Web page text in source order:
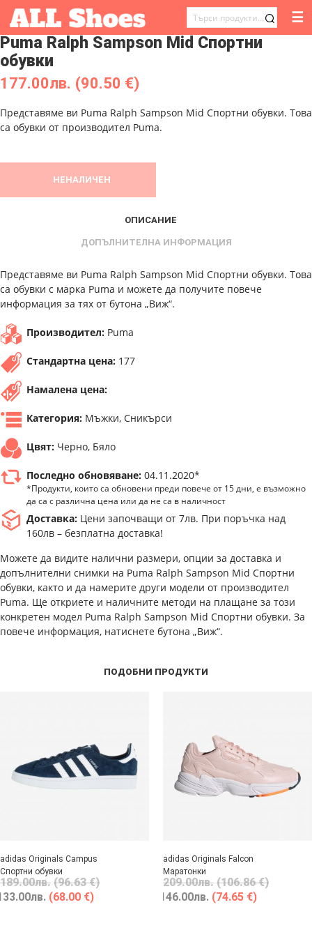
ТЪРСЕНЕ
ЗА:
☰
Puma Ralph Sampson Mid Спортни
обувки
177.00лв. (90.50 €)
Представяме ви Puma Ralph Sampson Mid Спортни обувки. Това
са обувки от производител Puma.
НЕНАЛИЧЕН
ОПИСАНИЕ
ДОПЪЛНИТЕЛНА ИНФОРМАЦИЯ
Представяме ви Puma Ralph Sampson Mid Спортни обувки. Това
са обувки с марка Puma и можете да получите повече
информация за тях от бутона „Виж“.
Производител: Puma
Стандартна цена: 177
Намалена цена:
Категория: Мъжки, Сникърси
Цвят: Черно, Бяло
Последно обновяване: 04.11.2020*
*Продукти, които са обновени преди повече от 15 дни, е възможно
да са с различна цена или да не са в наличност
Доставка: Цени започващи от 7лв. При поръчка над
160лв – безплатна доставка!
Можете да видите налични размери, опции за доставка и
допълнителни снимки на Puma Ralph Sampson Mid Спортни
обувки, както и да намерите други модели от производител
Puma. Ще откриете и наличните методи на плащане за този
конкретен модел Puma Ralph Sampson Mid Спортни обувки. За
повече информация, натиснете бутона „Виж“.
ПОДОБНИ ПРОДУКТИ
adidas Originals Campus
Спортни обувки
189.00лв. (96.63 €)
лв. (68.00 €)
adidas Originals Falcon
Маратонки
209.00лв. (106.86 €)
146.00лв. (74.65 €)